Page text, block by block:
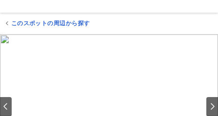
このスポットの周辺から探す